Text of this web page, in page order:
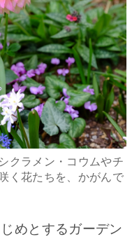
クラメン・コウムやチ
く花たちを、かがんで
めとするガーデン